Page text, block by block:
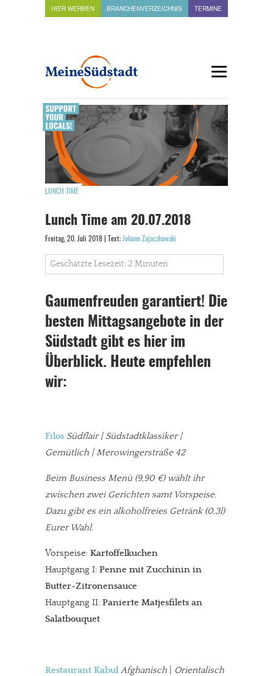
HIER WERBEN BRANCHENVERZEICHNIS TERMINE
LUNCH TIME
Lunch Time am 20.07.2018
Freitag, 20. Juli 2018 | Text: Johann Zajaczkowski
Geschätzte Lesezeit: 2 Minuten
Gaumenfreuden garantiert! Die
besten Mittagsangebote in der
Südstadt gibt es hier im
Überblick. Heute empfehlen
wir:
Filos Südflair | Südstadtklassiker |
Gemütlich | Merowingerstraße 42
Beim Business Menü(9,90 €) wählt ihr
zwischen zwei Gerichten samt Vorspeise.
Dazu gibt es ein alkoholfreies Getränk (0,3l)
Eurer Wahl.
Vorspeise: Kartoffelkuchen
Hauptgang I: Penne mit Zucchinin in
Butter-Zitronensauce
Hauptgang II: Panierte Matjesfilets an
Salatbouquet
Restaurant Kabul Afghanisch
Orientalisch